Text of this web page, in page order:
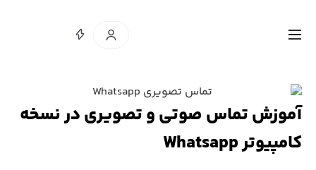
آموزش تماس صوتی و تصویری در نسخه
کامپیوتر Whatsapp